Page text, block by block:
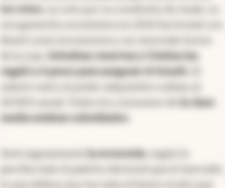
los votos
Sobraban reservas y Cristina las
regaló a 4 pesos para asegurar el triunfo
la clase
media estaban subsidiados
Será seguramente la economía
, según la